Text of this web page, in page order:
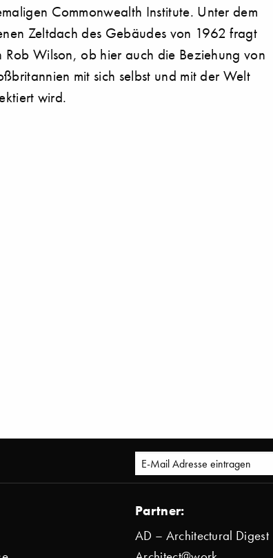
Commonwealth Institute. Unter dem
Zeltdach des Gebäudes von 1962 fragt
Rob Wilson, ob hier auch die Beziehung von
mit sich selbst und mit der Welt
wird.
Partner:
AD – Architectural Digest